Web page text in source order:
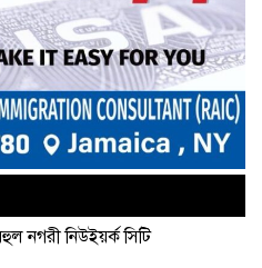
থানায় ‘আত্মঘাতী’ হামলায়
আহত ২৫
নেতিবাচক প্রভাব পড়তে শুরু
এফবিসিসিআই
বেল্ট অ্যান্ড রোড উদ্যোগে আর
ইতালি
নগরী নিউইয়র্ক সিটি